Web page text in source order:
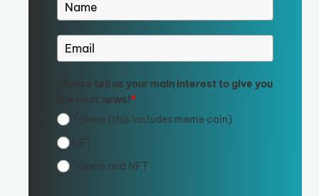
Please tell us your main interest to give you
the best news!*
Tokens (this includes meme coin)
NFT
Tokens and NFT